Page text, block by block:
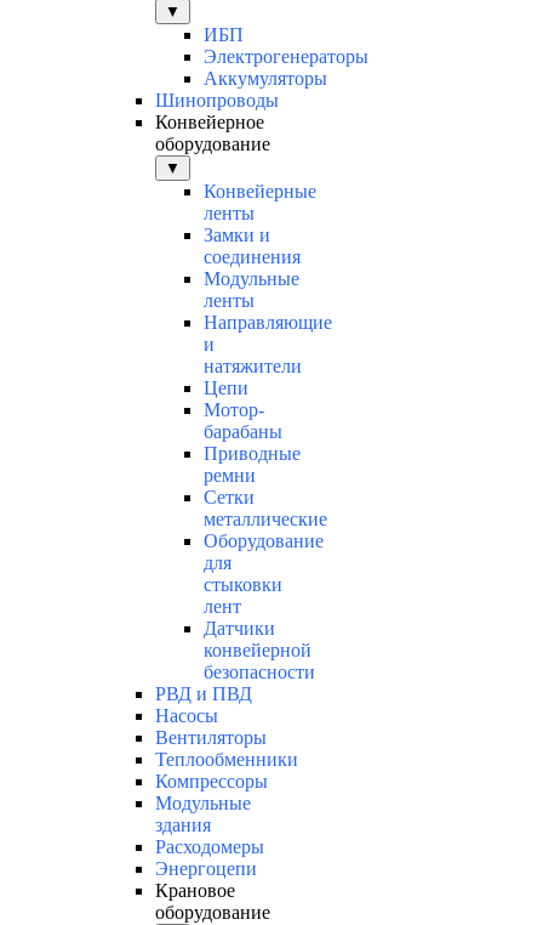
▼
ИБП
Электрогенераторы
Аккумуляторы
Шинопроводы
Конвейерное
оборудование
▼
Конвейерные
ленты
Замки и
соединения
Модульные
ленты
Направляющие
и
натяжители
Цепи
Мотор-
барабаны
Приводные
ремни
Сетки
металлические
Оборудование
для
стыковки
лент
Датчики
конвейерной
безопасности
РВД и ПВД
Насосы
Вентиляторы
Теплообменники
Компрессоры
Модульные
здания
Расходомеры
Энергоцепи
Крановое
оборудование